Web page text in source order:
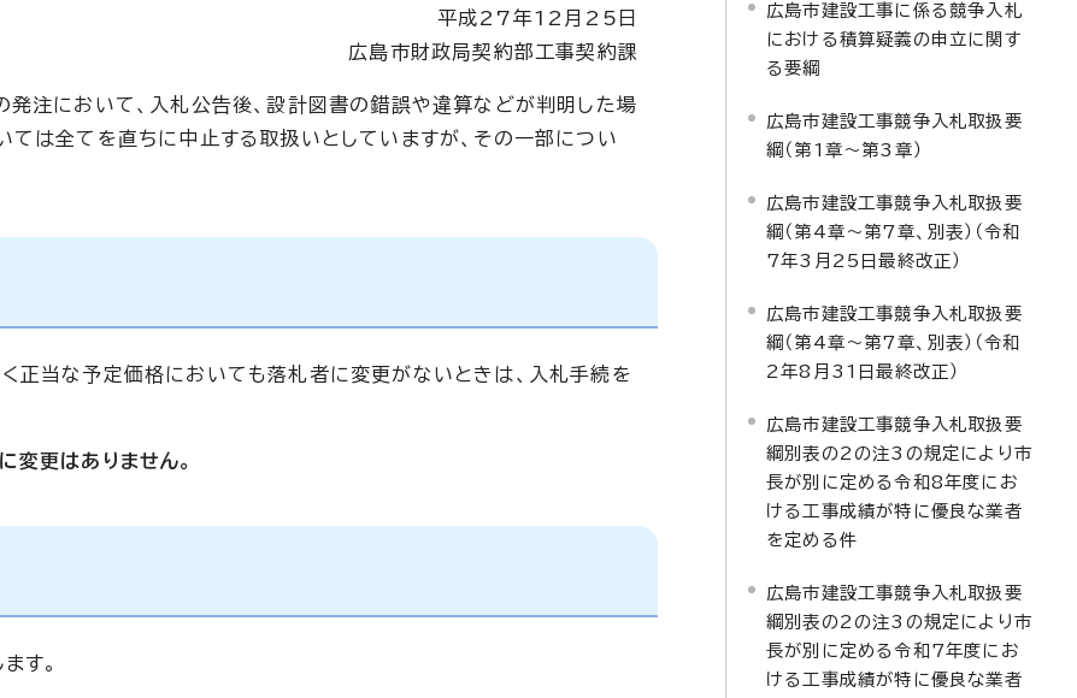
平成27年12月25日
広島市財政局契約部工事契約課
発注において、入札公告後、設計図書の錯誤や違算などが判明した場
ては全てを直ちに中止する取扱いとしていますが、その一部につい
正当な予定価格においても落札者に変更がないときは、入札手続を
変更はありません。
す。
広島市建設工事に係る競争入札
における積算疑義の申立に関す
る要綱
広島市建設工事競争入札取扱要
綱（第1章～第3章）
広島市建設工事競争入札取扱要
綱（第4章～第7章、別表）（令和
7年3月25日最終改正）
広島市建設工事競争入札取扱要
綱（第4章～第7章、別表）（令和
2年8月31日最終改正）
広島市建設工事競争入札取扱要
綱別表の2の注3の規定により市
長が別に定める令和8年度にお
ける工事成績が特に優良な業者
を定める件
広島市建設工事競争入札取扱要
綱別表の2の注3の規定により市
長が別に定める令和7年度にお
ける工事成績が特に優良な業者